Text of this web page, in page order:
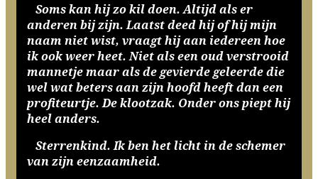
Soms kan hij zo kil doen. Altijd als er
anderen bij zijn. Laatst deed hij of hij mijn
naam niet wist, vraagt hij aan iedereen hoe
ik ook weer heet. Niet als een oud verstrooid
mannetje maar als de gevierde geleerde die
wel wat beters aan zijn hoofd heeft dan een
profiteurtje. De klootzak. Onder ons piept hij
heel anders.
Sterrenkind. Ik ben het licht in de schemer
van zijn eenzaamheid.